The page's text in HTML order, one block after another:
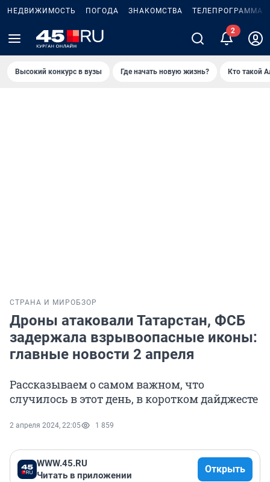
НЕДВИЖИМОСТЬ ПОГОДА ЗНАКОМСТВА ТЕЛЕПРОГРАММА
Высокий конкурс в вузы Где начать новую жизнь? Кто такой
СТРАНА И МИРОБЗОР
Дроны атаковали Татарстан, ФСБ
задержала взрывоопасные иконы:
главные новости 2 апреля
Рассказываем о самом важном, что
случилось в этот день, в коротком дайджесте
2 апреля 2024, 22:05 1 859
WWW.45.RU
Читать в приложении
Открыть